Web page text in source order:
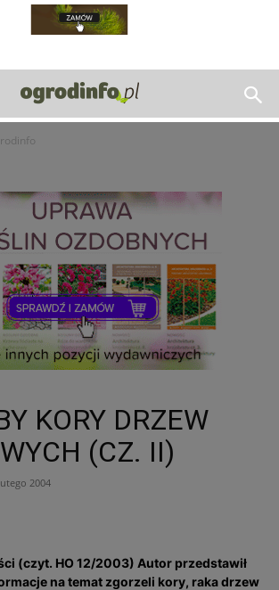
KORY DRZEW
(CZ. II)
2004
(czyt. HO 12/2003) Autor przedstawił
na temat zgorzeli kory, raka drzew